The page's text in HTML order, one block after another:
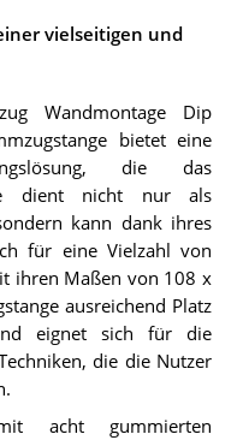
vielseitigen und
Wandmontage Dip
bietet eine
die das
dient nicht nur als
kann dank ihres
für eine Vielzahl von
ihren Maßen von 108 x
ausreichend Platz
eignet sich für die
die die Nutzer
acht gummierten